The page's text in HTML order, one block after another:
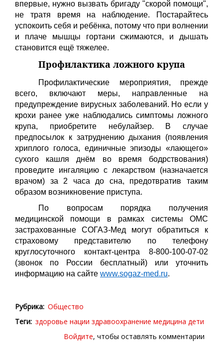
впервые, нужно вызвать бригаду "скорой помощи",
не тратя время на наблюдение. Постарайтесь
успокоить себя и ребёнка, потому что при волнении
и плаче мышцы гортани сжимаются, и дышать
становится ещё тяжелее.
Профилактика ложного крупа
Профилактические мероприятия, прежде
всего, включают меры, направленные на
предупреждение вирусных заболеваний. Но если у
крохи ранее уже наблюдались симптомы ложного
крупа, приобретите небулайзер. В случае
предпосылок к затруднению дыхания (появления
хриплого голоса, единичные эпизоды «лающего»
сухого кашля днём во время бодрствования)
проведите ингаляцию с лекарством (назначается
врачом) за 2 часа до сна, предотвратив таким
образом возникновение приступа.
По вопросам порядка получения
медицинской помощи в рамках системы ОМС
застрахованные СОГАЗ-Мед могут обратиться к
страховому представителю по телефону
круглосуточного контакт-центра 8-800-100-07-02
(звонок по России бесплатный) или уточнить
информацию на сайте www.sogaz-med.ru.
Рубрика Общество
Теги здоровье нации здравоохранение медицина дети
Войдите, чтобы оставлять комментарии